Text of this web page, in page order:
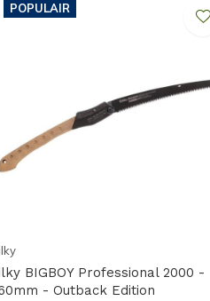
POPULAIR
BIGBOY Professional 2000 -
- Outback Edition